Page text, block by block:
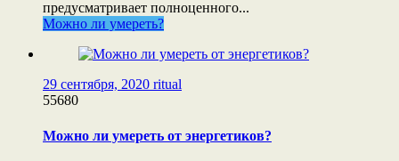
предусматривает полноценного...
Можно ли умереть?
29 сентября, 2020 ritual
55680
Можно ли умереть от энергетиков?